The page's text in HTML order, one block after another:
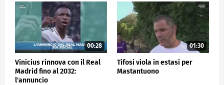
00:28
Vinicius rinnova con il Real
Madrid fino al 2032:
l'annuncio
01:30
Tifosi viola in estasi per
Mastantuono